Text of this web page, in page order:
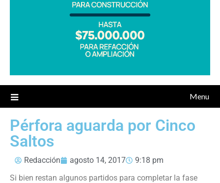
Menu
Pérfora aguarda por Cinco
Saltos
Redacción agosto 14, 2017
9:18 pm
Si bien restan algunos partidos para completar la fase